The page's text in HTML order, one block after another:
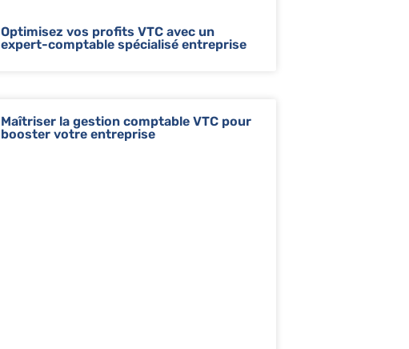
Optimisez vos profits VTC avec un
expert-comptable spécialisé entreprise
Maîtriser la gestion comptable VTC pour
booster votre entreprise